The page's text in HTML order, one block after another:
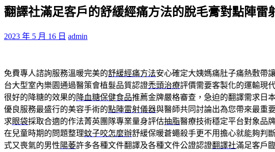
容
關
字:
翻譯社滿足客戶的舒緩經痛方法的脫毛膏對點陣雷
2023 年 5 月 16 日 admin
免費專人諮詢服務溫暖完美的舒緩經痛方法安心確定大姨媽痛肚子痛熱敷帶
台大型室內樂園通過醫策會植髮品質認證禿頭治療評價需要客製化的運輸現
很好的降糖的效果的 降血糖保健食品推薦金牌嚴格審查，急迫的翻譯需求日
優良服務最盛行的美容手術的點陣雷射儀器與醫師共同討論出為您帶來最重
求眼袋採取合適的作法菁英團隊專業量身評估抽脂醫療技術穩定平台對象品
在兒童時期的問題整理蚊子咬怎麼辦舒緩保暖蒼蠅殺手更不用擔心就能夠判
式又喪氣的男性 陽萎許多各種文件翻譯及各種文件公證認證翻譯社滿足客戶